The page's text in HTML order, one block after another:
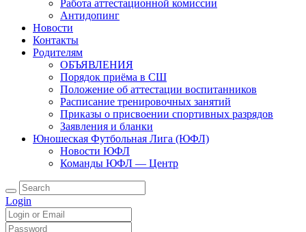
Работа аттестационной комиссии
Антидопинг
Новости
Контакты
Родителям
ОБЪЯВЛЕНИЯ
Порядок приёма в СШ
Положение об аттестации воспитанников
Расписание тренировочных занятий
Приказы о присвоении спортивных разрядов
Заявления и бланки
Юношеская Футбольная Лига (ЮФЛ)
Новости ЮФЛ
Команды ЮФЛ — Центр
Login